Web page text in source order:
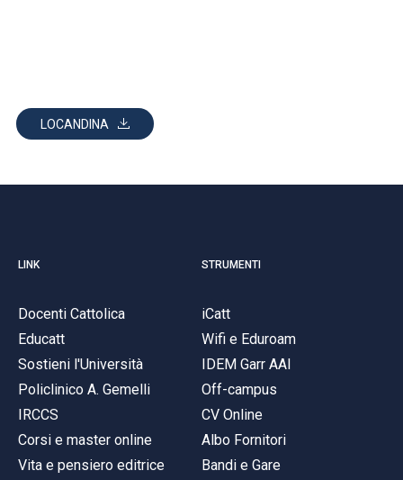
LOCANDINA
LINK
Docenti Cattolica
Educatt
Sostieni l'Università
Policlinico A. Gemelli
IRCCS
Corsi e master online
Vita e pensiero editrice
STRUMENTI
iCatt
Wifi e Eduroam
IDEM Garr AAI
Off-campus
CV Online
Albo Fornitori
Bandi e Gare